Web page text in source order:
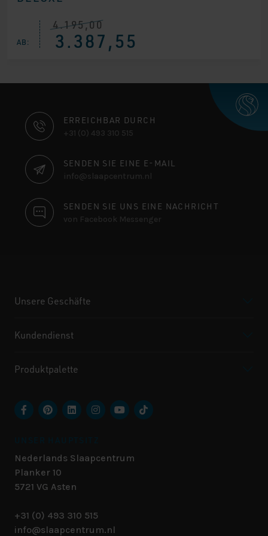
AB:
4.195,00
Ursprünglicher
Preis
war:
3.387,55
Aktueller
Preis
ist:
KONTAKTINFORMATIONEN
ERREICHBAR DURCH
+31 (0) 493 310 515
SENDEN SIE EINE E-MAIL
info@slaapcentrum.nl
SENDEN SIE UNS EINE NACHRICHT
von Facebook Messenger
Unsere Geschäfte
Kundendienst
Produktpalette
Nederlands Slaapcentrum
Planker 10
5721 VG Asten
+31 (0) 493 310 515
info@slaapcentrum.nl